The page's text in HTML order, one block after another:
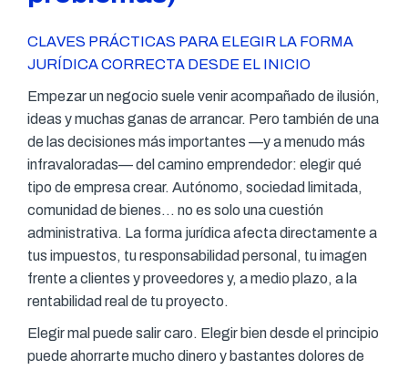
CLAVES PRÁCTICAS PARA ELEGIR LA FORMA
JURÍDICA CORRECTA DESDE EL INICIO
Empezar un negocio suele venir acompañado de ilusión,
ideas y muchas ganas de arrancar. Pero también de una
de las decisiones más importantes —y a menudo más
infravaloradas— del camino emprendedor: elegir qué
tipo de empresa crear. Autónomo, sociedad limitada,
comunidad de bienes… no es solo una cuestión
administrativa. La forma jurídica afecta directamente a
tus impuestos, tu responsabilidad personal, tu imagen
frente a clientes y proveedores y, a medio plazo, a la
rentabilidad real de tu proyecto.
Elegir mal puede salir caro. Elegir bien desde el principio
puede ahorrarte mucho dinero y bastantes dolores de